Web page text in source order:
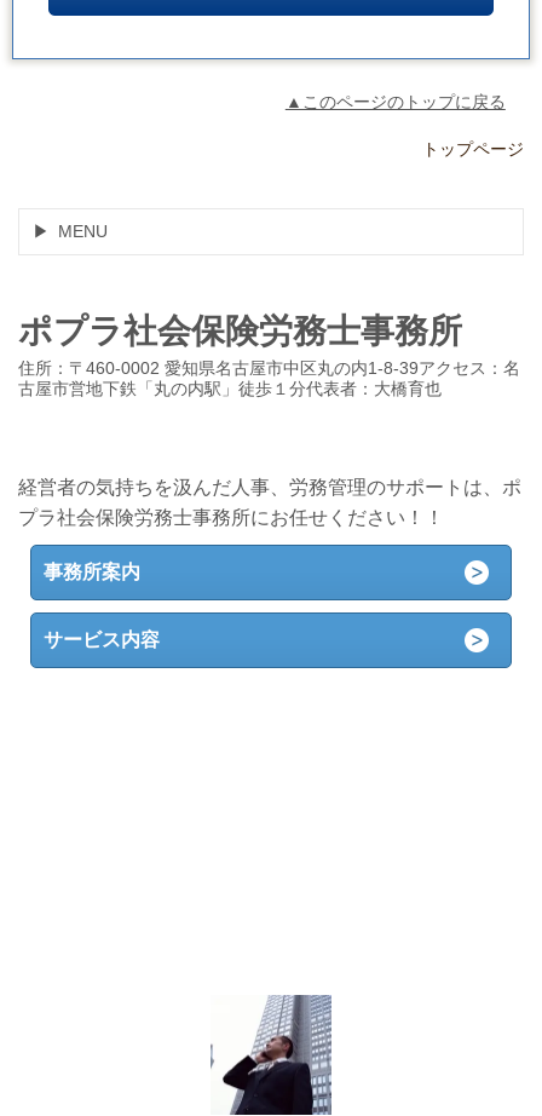
▲このページのトップに戻る
トップページ
MENU
ポプラ社会保険労務士事務所
住所：〒460-0002 愛知県名古屋市中区丸の内1-8-39アクセス：名
古屋市営地下鉄「丸の内駅」徒歩１分代表者：大橋育也
経営者の気持ちを汲んだ人事、労務管理のサポートは、ポ
プラ社会保険労務士事務所にお任せください！！
事務所案内
サービス内容